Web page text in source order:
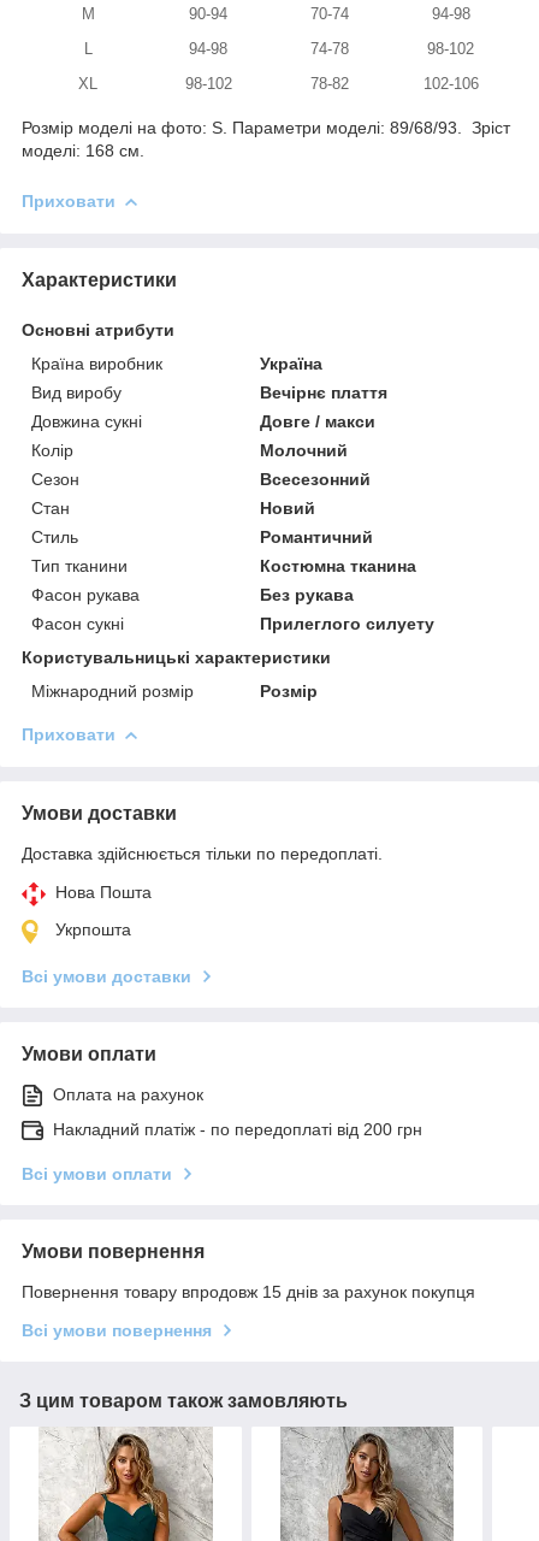
M
90-94 70-74
94-98
94-98 74-78
98-102
XL
98-102 78-82 102-106
Розмір моделі на фото: S. Параметри моделі: 89/68/93. Зріст
моделі: 168 см.
Приховати
Характеристики
Основні атрибути
Країна виробник
Україна
Вид виробу
Вечірнє плаття
Довжина сукні
Довге / макси
Колір
Молочний
Сезон
Всесезонний
Стан
Новий
Стиль
Романтичний
Тип тканини
Костюмна тканина
Фасон рукава
Без рукава
Фасон сукні
Прилеглого силуету
Користувальницькі характеристики
Міжнародний розмір
Розмір
Приховати
Умови доставки
Доставка здійснюється тільки по передоплаті.
Нова Пошта
Укрпошта
Всі умови доставки
Умови оплати
Оплата на рахунок
Накладний платіж - по передоплаті від 200 грн
Всі умови оплати
Умови повернення
Повернення товару впродовж 15 днів за рахунок покупця
Всі умови повернення
З цим товаром також замовляють